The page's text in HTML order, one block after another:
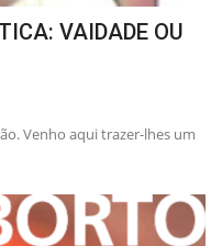
VAIDADE OU
Venho aqui trazer-lhes um